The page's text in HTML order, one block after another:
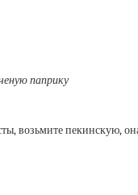
паприку
возьмите пекинскую,